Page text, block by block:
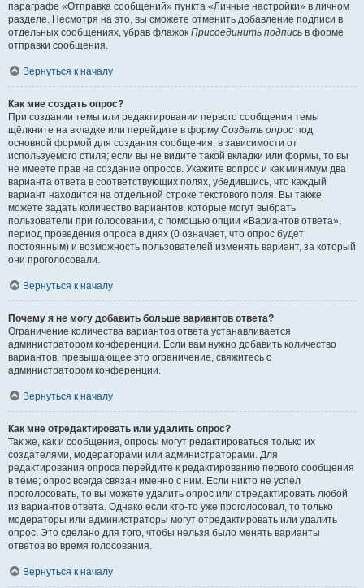
параграфе «Отправка сообщений» пункта «Личные настройки» в личном
разделе. Несмотря на это, вы сможете отменить добавление подписи в
отдельных сообщениях, убрав флажок Присоединить подпись в форме
отправки сообщения.
Вернуться к началу
Как мне создать опрос?
При создании темы или редактировании первого сообщения темы
щёлкните на вкладке или перейдите в форму Создать опрос под
основной формой для создания сообщения, в зависимости от
используемого стиля; если вы не видите такой вкладки или формы, то вы
не имеете прав на создание опросов. Укажите вопрос и как минимум два
варианта ответа в соответствующих полях, убедившись, что каждый
вариант находится на отдельной строке текстового поля. Вы также
можете задать количество вариантов, которые могут выбрать
пользователи при голосовании, с помощью опции «Вариантов ответа»,
период проведения опроса в днях (0 означает, что опрос будет
постоянным) и возможность пользователей изменять вариант, за который
они проголосовали.
Вернуться к началу
Почему я не могу добавить больше вариантов ответа?
Ограничение количества вариантов ответа устанавливается
администратором конференции. Если вам нужно добавить количество
вариантов, превышающее это ограничение, свяжитесь с
администратором конференции.
Вернуться к началу
Как мне отредактировать или удалить опрос?
Так же, как и сообщения, опросы могут редактироваться только их
создателями, модераторами или администраторами. Для
редактирования опроса перейдите к редактированию первого сообщения
в теме; опрос всегда связан именно с ним. Если никто не успел
проголосовать, то вы можете удалить опрос или отредактировать любой
из вариантов ответа. Однако если кто-то уже проголосовал, то только
модераторы или администраторы могут отредактировать или удалить
опрос. Это сделано для того, чтобы нельзя было менять варианты
ответов во время голосования.
Вернуться к началу